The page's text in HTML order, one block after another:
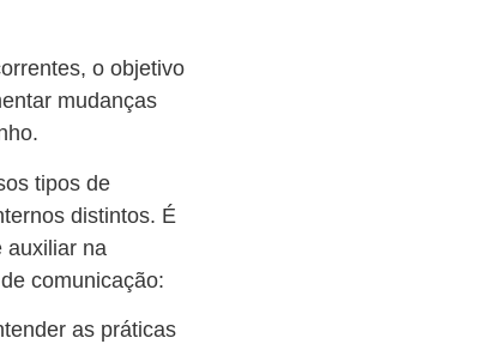
o objetivo
mudanças
tipos de
distintos. É
auxiliar na
comunicação:
as práticas